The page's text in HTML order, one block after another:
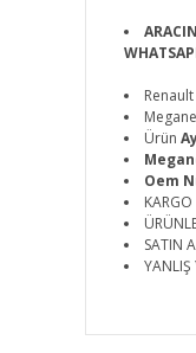
Ürün
Oem
SATIN
YANLIŞ